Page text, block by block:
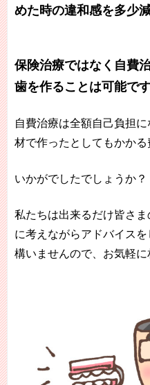
めた時の違和感を多少
保険治療ではなく自費
歯を作ることは可能です
自費治療は全額自己負担
材で作ったとしてもかかる
いかがでしたでしょうか？
私たちは出来るだけ皆さ
に考えながらアドバイス
構いませんので、お気軽に